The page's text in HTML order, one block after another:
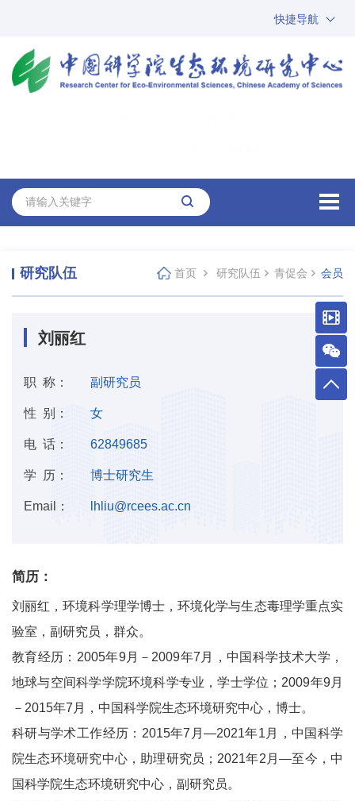
快捷导航
ARP
邮箱
研究队伍 首页 研究队伍 青促会 会员
刘丽红
职 称： 副研究员
性 别： 女
电 话： 62849685
学 历： 博士研究生
Email： lhliu@rcees.ac.cn
简历：
刘丽红，环境科学理学博士，环境化学与生态毒理学重点实
验室，副研究员，群众。
教育经历：2005年9月－2009年7月，中国科学技术大学，
地球与空间科学学院环境科学专业，学士学位；2009年9月
－2015年7月，中国科学院生态环境研究中心，博士。
科研与学术工作经历：2015年7月—2021年1月，中国科学
院生态环境研究中心，助理研究员；2021年2月—至今，中
国科学院生态环境研究中心，副研究员。